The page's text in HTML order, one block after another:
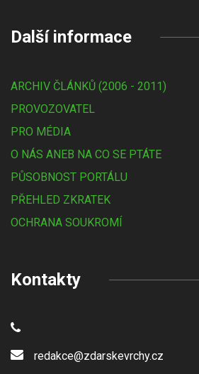
Další informace
ARCHIV ČLÁNKŮ (2006 - 2011)
PROVOZOVATEL
PRO MÉDIA
O NÁS ANEB NA CO SE PTÁTE
PŮSOBNOST PORTÁLU
PŘEHLED ZKRATEK
OCHRANA SOUKROMÍ
Kontakty
redakce@zdarskevrchy.cz